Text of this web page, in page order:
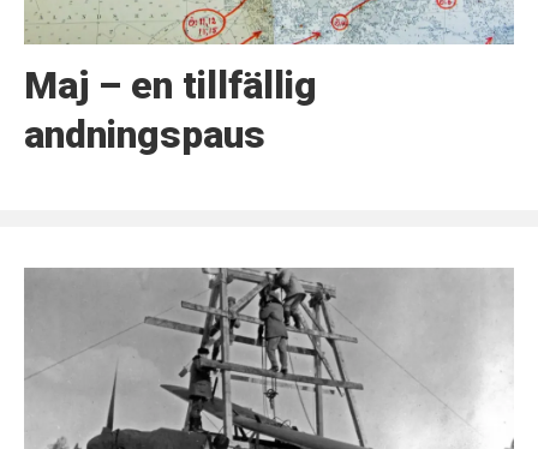
Maj – en tillfällig
andningspaus